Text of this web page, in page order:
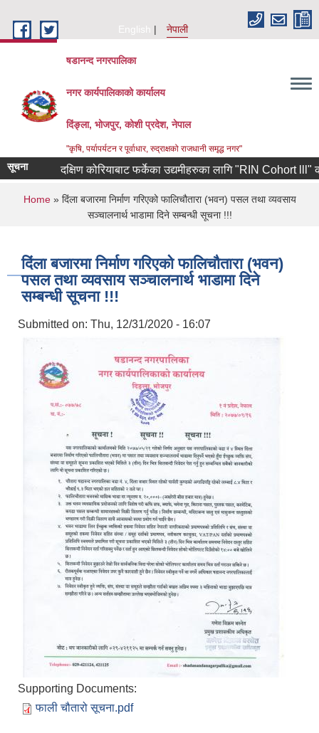
English
नेपाली
षडानन्द नगरपालिका
नगर कार्यपालिकाको कार्यालय
दिंङ्ला, भोजपुर, कोशी प्रदेश, नेपाल
"कृषि, पर्यापर्यटन र पूर्वाधार, रुद्राक्षको राजधानी समृद्ध नगर"
सूचना दक्षिण कोरियाबाट फर्केका उद्यमीहरुका लागि "RIN Cohort lll"
You are here
Home» दिंला बजारमा निर्माण गरिएको फालिचौतारा (भवन) पसल तथा व्यवसाय
सञ्चालनार्थ भाडामा दिने सम्बन्धी सूचना !!!
दिंला बजारमा निर्माण गरिएको फालिचौतारा (भवन)
पसल तथा व्यवसाय सञ्चालनार्थ भाडामा दिने
सम्बन्धी सूचना !!!
Submitted on: Thu, 12/31/2020 - 16:07
Supporting Documents:
फाली चौतारो सूचना.pdf